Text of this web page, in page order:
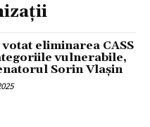
votat eliminarea CASS
vulnerabile,
Sorin Vlașin